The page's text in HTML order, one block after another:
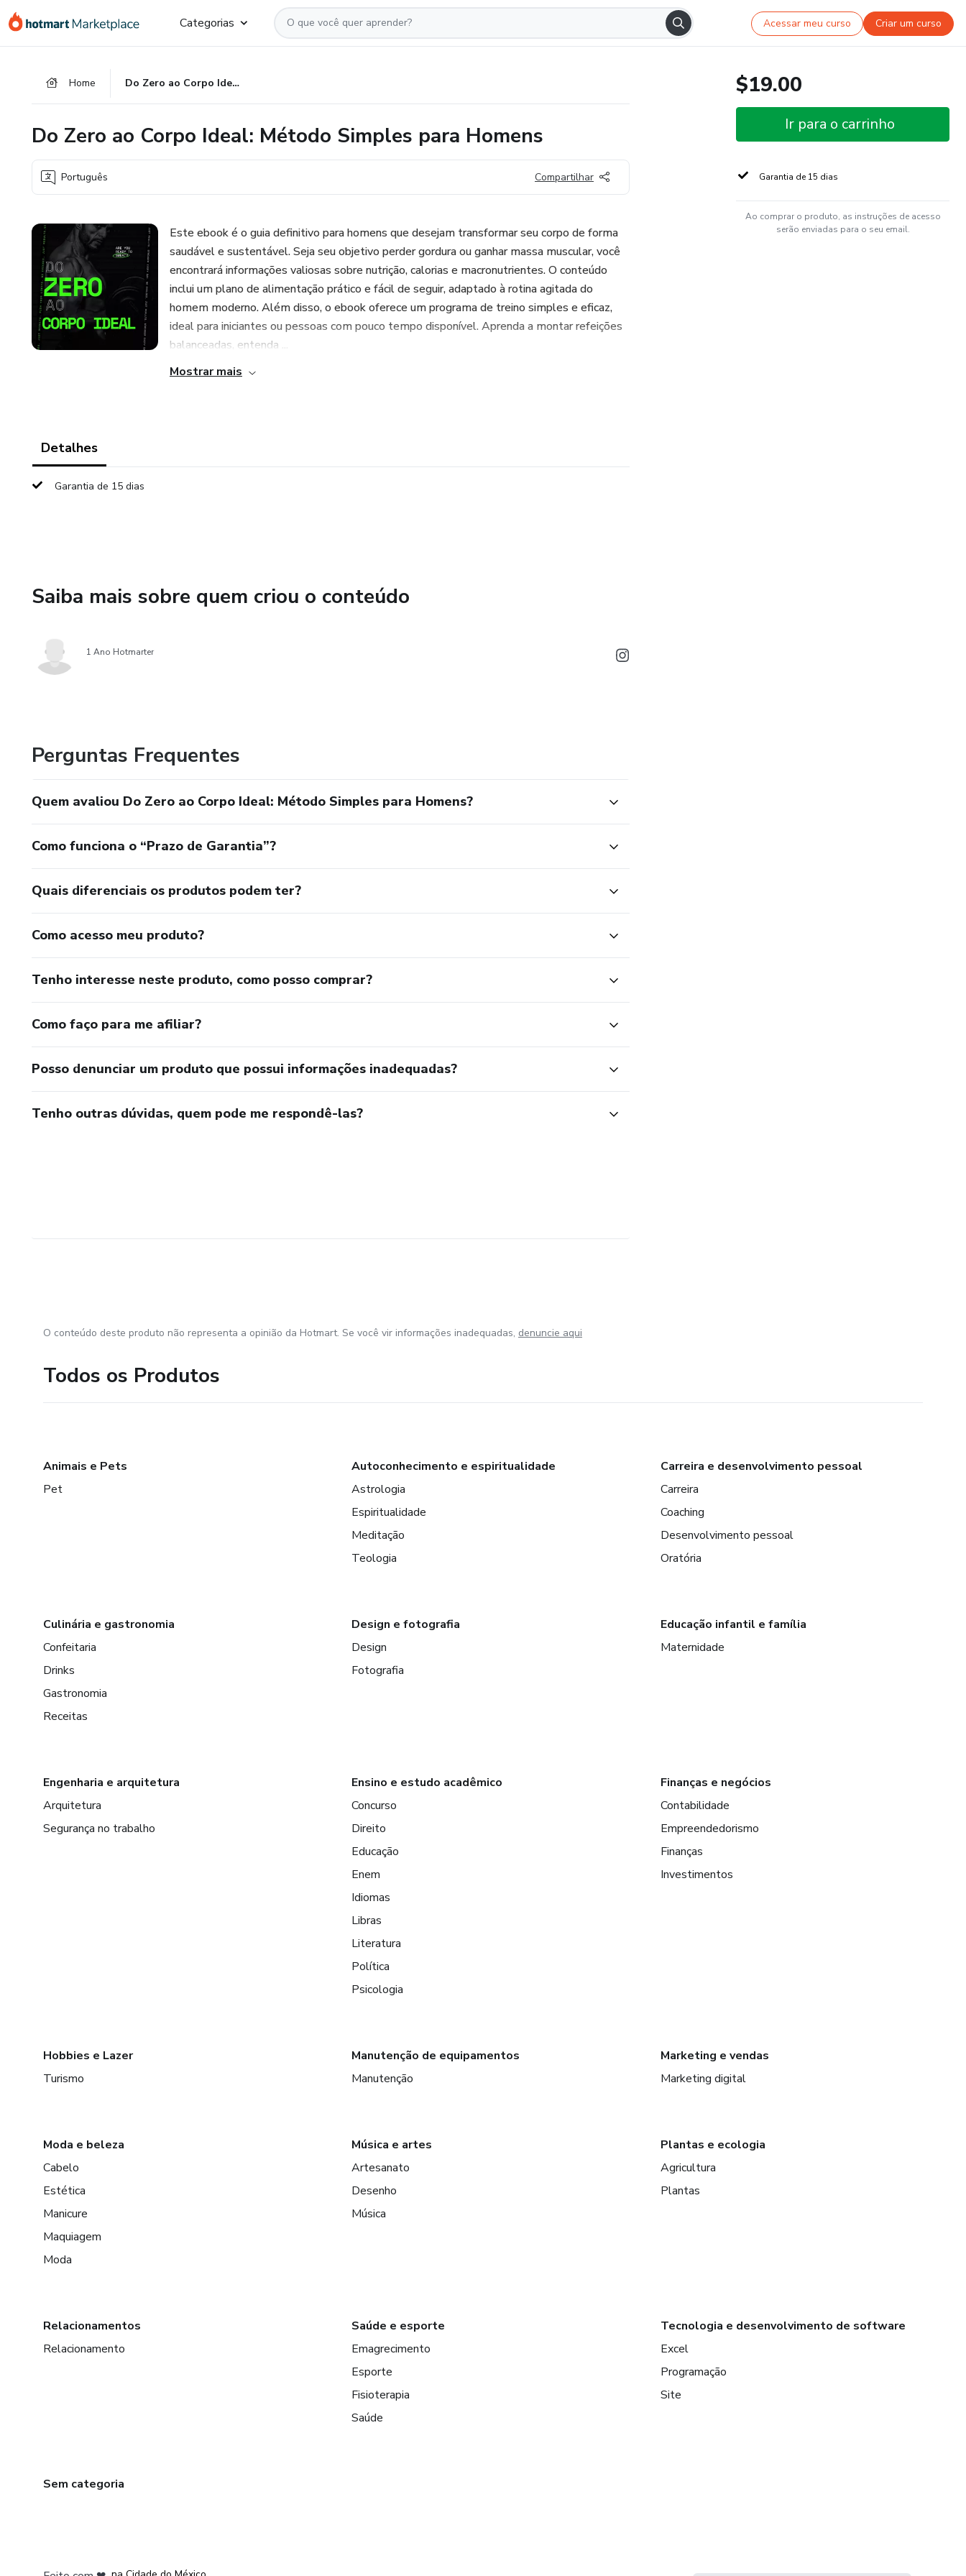
para
para
para
Categorias Acessar meu curso Criar um curso
Home Do Zero ao Corpo Ideal: Método Simples para Homens
Do Zero ao Corpo Ideal: Método Simples para Homens
Português Compartilhar
Este ebook é o guia definitivo para homens que desejam transformar seu corpo de forma
saudável e sustentável. Seja seu objetivo perder gordura ou ganhar massa muscular, você
encontrará informações valiosas sobre nutrição, calorias e macronutrientes. O conteúdo
inclui um plano de alimentação prático e fácil de seguir, adaptado à rotina agitada do
homem moderno. Além disso, o ebook oferece um programa de treino simples e eficaz,
ideal para iniciantes ou pessoas com pouco tempo disponível. Aprenda a montar refeições
balanceadas, entenda ...
Mostrar mais
Detalhes
Garantia de 15 dias
Saiba mais sobre quem criou o conteúdo
1 Ano Hotmarter
Perguntas Frequentes
Quem avaliou Do Zero ao Corpo Ideal: Método Simples para Homens?
Como funciona o “Prazo de Garantia”?
Quais diferenciais os produtos podem ter?
Como acesso meu produto?
Tenho interesse neste produto, como posso comprar?
Como faço para me afiliar?
Posso denunciar um produto que possui informações inadequadas?
Tenho outras dúvidas, quem pode me respondê-las?
$19.00
Ir para o carrinho
Garantia de 15 dias
Ao comprar o produto, as instruções de acesso
serão enviadas para o seu email.
O conteúdo deste produto não representa a opinião da Hotmart. Se você vir informações inadequadas, denuncie aqui
Todos os Produtos
Animais e Pets
Pet
Autoconhecimento e espiritualidade
Astrologia
Espiritualidade
Meditação
Teologia
Carreira e desenvolvimento pessoal
Carreira
Coaching
Desenvolvimento pessoal
Oratória
Culinária e gastronomia
Confeitaria
Drinks
Gastronomia
Receitas
Design e fotografia
Design
Fotografia
Educação infantil e família
Maternidade
Engenharia e arquitetura
Arquitetura
Segurança no trabalho
Ensino e estudo acadêmico
Concurso
Direito
Educação
Enem
Idiomas
Libras
Literatura
Política
Psicologia
Finanças e negócios
Contabilidade
Empreendedorismo
Finanças
Investimentos
Hobbies e Lazer
Turismo
Manutenção de equipamentos
Manutenção
Marketing e vendas
Marketing digital
Moda e beleza
Cabelo
Estética
Manicure
Maquiagem
Moda
Música e artes
Artesanato
Desenho
Música
Plantas e ecologia
Agricultura
Plantas
Relacionamentos
Relacionamento
Saúde e esporte
Emagrecimento
Esporte
Fisioterapia
Saúde
Tecnologia e desenvolvimento de software
Excel
Programação
Site
Sem categoria
na Cidade do México